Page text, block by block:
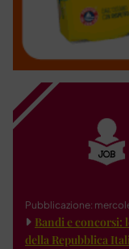
Pubblicazione:
Bandi e concorsi:
della Repubblica